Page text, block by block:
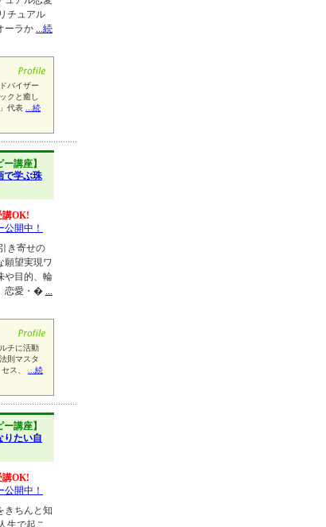
チュアル
ーラか ...続
バイザー
クと癒し
代表
...続
講座】
で学ぶ珠
講OK!
公開中！
き寄せの
願望実現ワ
や目的、輪
恋愛・� ...
チに活動
則マスタ
ス、
...続
講座】
りたい自
講OK!
公開中！
きちんと知
生で起こ